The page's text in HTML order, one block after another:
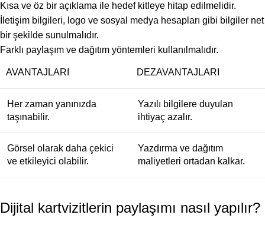
Kısa ve öz bir açıklama ile hedef kitleye hitap edilmelidir.
İletişim bilgileri, logo ve sosyal medya hesapları gibi bilgiler net
bir şekilde sunulmalıdır.
Farklı paylaşım ve dağıtım yöntemleri kullanılmalıdır.
AVANTAJLARI DEZAVANTAJLARI
Her zaman yanınızda
taşınabilir.
Yazılı bilgilere duyulan
ihtiyaç azalır.
Görsel olarak daha çekici
ve etkileyici olabilir.
Yazdırma ve dağıtım
maliyetleri ortadan kalkar.
Dijital kartvizitlerin paylaşımı nasıl yapılır?